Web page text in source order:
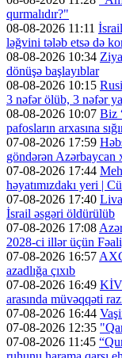
qurmalıdır?"
08-08-2026 11:11
ləğvini tələb etsə də
08-08-2026 10:34
dönüşə başlayıblar
08-08-2026 10:15
3 nəfər ölüb, 3 nəfər
08-08-2026 10:07 Biz
pafosların arxasına
07-08-2026 17:59
göndərən Azərbaycan
07-08-2026 17:44
həyatımızdakı yeri |
07-08-2026 17:40
İsrail əsgəri öldürülüb
07-08-2026 17:08
2028-ci illər üçün
07-08-2026 16:57
azadlığa çıxıb
07-08-2026 16:49
arasında müvəqqəti
07-08-2026 16:44
07-08-2026 12:35
07-08-2026 11:45